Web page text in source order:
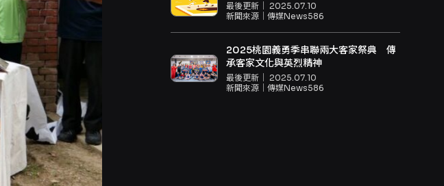
最後更新｜ 2025.07.10
新聞來源｜ 傳媒News586
2025桃園義勇季串聯兩大客家祭典 傳
承客家文化與英烈精神
最後更新｜ 2025.07.10
新聞來源｜ 傳媒News586